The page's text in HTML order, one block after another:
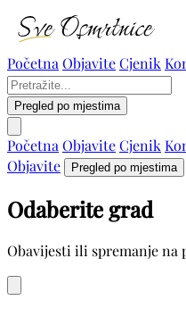
Početna ObjaviteCjenik
Pregled po mjestima
Početna ObjaviteCjenik
Objavite
Pregled po mjestima
Odaberite grad
Obavijesti ili spremanje na